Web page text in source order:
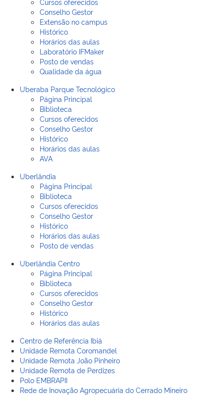
Conselho Gestor
Extensão no campus
Histórico
Horários das aulas
Laboratório IFMaker
Posto de vendas
Qualidade da água
Uberaba Parque Tecnológico
Página Principal
Biblioteca
Cursos oferecidos
Conselho Gestor
Histórico
Horários das aulas
AVA
Uberlândia
Página Principal
Biblioteca
Cursos oferecidos
Conselho Gestor
Histórico
Horários das aulas
Posto de vendas
Uberlândia Centro
Página Principal
Biblioteca
Cursos oferecidos
Conselho Gestor
Histórico
Horários das aulas
Centro de Referência Ibiá
Unidade Remota Coromandel
Unidade Remota João Pinheiro
Unidade Remota de Perdizes
Polo EMBRAPII
Rede de Inovação Agropecuária do Cerrado Mineiro